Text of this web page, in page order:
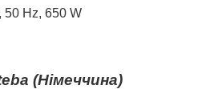
Hz, 650 W
(Німеччина)